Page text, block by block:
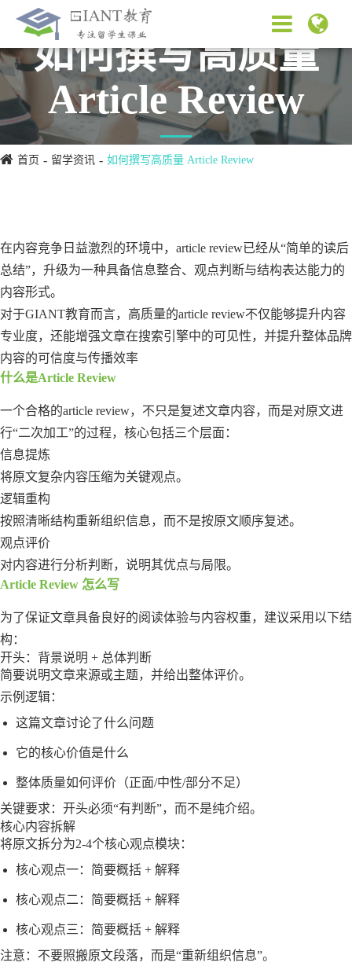
如何撰写高质量
Article Review
首页 留学资讯 如何撰写高质量 Article Review
在内容竞争日益激烈的环境中，article review已经从“简单的读后
总结”，升级为一种具备信息整合、观点判断与结构表达能力的
内容形式。
对于GIANT教育而言，高质量的article review不仅能够提升内容
专业度，还能增强文章在搜索引擎中的可见性，并提升整体品牌
内容的可信度与传播效率
什么是Article Review
一个合格的article review，不只是复述文章内容，而是对原文进
行“二次加工”的过程，核心包括三个层面：
信息提炼
将原文复杂内容压缩为关键观点。
逻辑重构
按照清晰结构重新组织信息，而不是按原文顺序复述。
观点评价
对内容进行分析判断，说明其优点与局限。
Article Review 怎么写
为了保证文章具备良好的阅读体验与内容权重，建议采用以下结
构：
开头：背景说明 + 总体判断
简要说明文章来源或主题，并给出整体评价。
示例逻辑：
这篇文章讨论了什么问题
它的核心价值是什么
整体质量如何评价（正面/中性/部分不足）
关键要求：开头必须“有判断”，而不是纯介绍。
核心内容拆解
将原文拆分为2-4个核心观点模块：
核心观点一：简要概括 + 解释
核心观点二：简要概括 + 解释
核心观点三：简要概括 + 解释
注意：不要照搬原文段落，而是“重新组织信息”。